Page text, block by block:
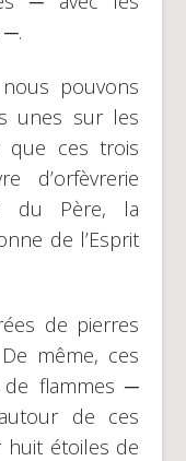
pouvons
unes sur les
que ces trois
d’orfèvrerie
du Père, la
de l’Esprit
de pierres
même, ces
flammes ─
de ces
huit étoiles de